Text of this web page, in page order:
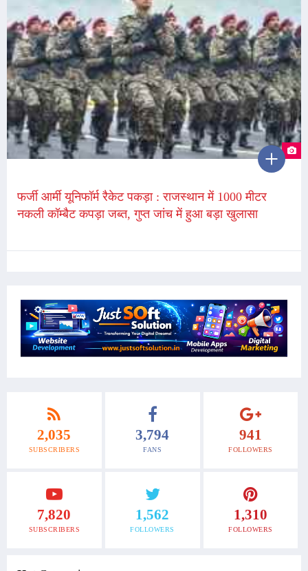
फर्जी आर्मी यूनिफॉर्म रैकेट पकड़ा : राजस्थान में 1000 मीटर
नकली कॉम्बैट कपड़ा जब्त, गुप्त जांच में हुआ बड़ा खुलासा
2,035
SUBSCRIBERS
3,794
FANS
941
FOLLOWERS
7,820
SUBSCRIBERS
1,562
FOLLOWERS
1,310
FOLLOWERS